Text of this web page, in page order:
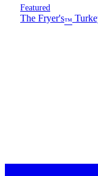
Featured
The Fryer's™